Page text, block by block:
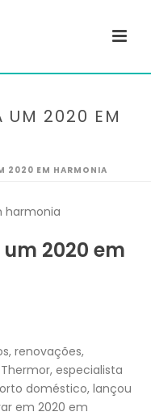
UM 2020 EM
2020 EM HARMONIA
2020 em
renovações,
especialista
doméstico, lançou
em 2020 em